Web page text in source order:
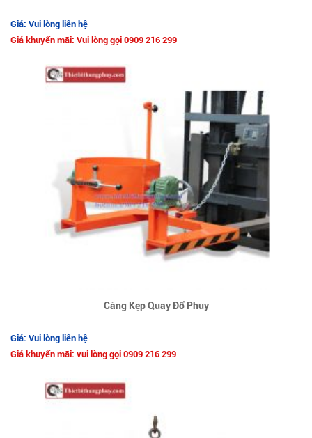
Giá: Vui lòng liên hệ
Giá khuyến mãi: Vui lòng gọi 0909 216 299
Càng Kẹp Quay Đổ Phuy
Giá: Vui lòng liên hệ
Giá khuyến mãi: vui lòng gọi 0909 216 299